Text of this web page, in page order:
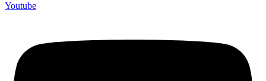
Youtube